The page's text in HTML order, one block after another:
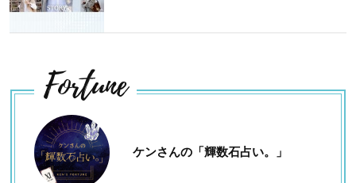
Fortune
ケンさんの「輝数石占い。」